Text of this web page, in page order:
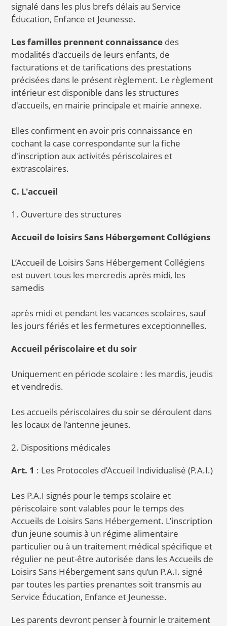
signalé dans les plus brefs délais au Service
Éducation, Enfance et Jeunesse.
Les familles prennent connaissancedes
modalités d'accueils de leurs enfants, de
facturations et de tarifications des prestations
précisées dans le présent règlement. Le règlement
intérieur est disponible dans les structures
d'accueils, en mairie principale et mairie annexe.
Elles confirment en avoir pris connaissance en
cochant la case correspondante sur la fiche
d'inscription aux activités périscolaires et
extrascolaires.
C. L'accueil
1. Ouverture des structures
Accueil de loisirs Sans Hébergement Collégiens
L’Accueil de Loisirs Sans Hébergement Collégiens
est ouvert tous les mercredis après midi, les
samedis
après midi et pendant les vacances scolaires, sauf
les jours fériés et les fermetures exceptionnelles.
Accueil périscolaire et du soir
Uniquement en période scolaire : les mardis, jeudis
et vendredis.
Les accueils périscolaires du soir se déroulent dans
les locaux de l’antenne jeunes.
2. Dispositions médicales
Art. 1 : Les Protocoles d’Accueil Individualisé (P.A.I.)
Les P.A.I signés pour le temps scolaire et
périscolaire sont valables pour le temps des
Accueils de Loisirs Sans Hébergement. L’inscription
d’un jeune soumis à un régime alimentaire
particulier ou à un traitement médical spécifique et
régulier ne peut-être autorisée dans les Accueils de
Loisirs Sans Hébergement sans qu’un P.A.I. signé
par toutes les parties prenantes soit transmis au
Service Éducation, Enfance et Jeunesse.
Les parents devront penser à fournir le traitement